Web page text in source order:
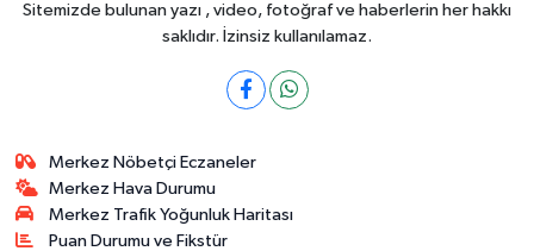
Sitemizde bulunan yazı , video, fotoğraf ve haberlerin her hakkı
saklıdır. İzinsiz kullanılamaz.
Merkez Nöbetçi Eczaneler
Merkez Hava Durumu
Merkez Trafik Yoğunluk Haritası
Puan Durumu ve Fikstür